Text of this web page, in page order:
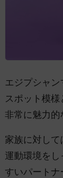
エジプシャ
スポット模
非常に魅力的
家族に対し
運動環境を
すいパートナ